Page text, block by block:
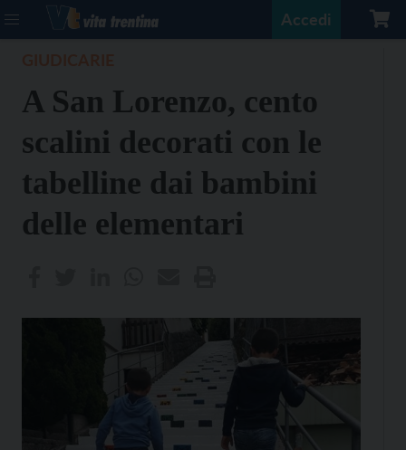
Accedi
A San Lorenzo, cento
scalini decorati con le
tabelline dai bambini
delle elementari